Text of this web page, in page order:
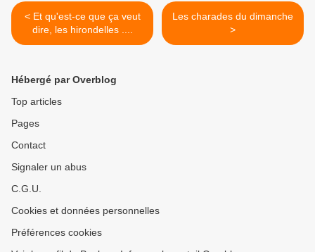
< Et qu'est-ce que ça veut
dire, les hirondelles ....
Les charades du dimanche
>
Hébergé par Overblog
Top articles
Pages
Contact
Signaler un abus
C.G.U.
Cookies et données personnelles
Préférences cookies